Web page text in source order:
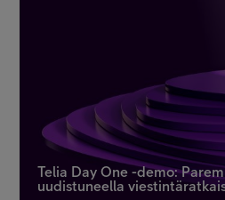
Telia Day One -demo:
uudistuneella